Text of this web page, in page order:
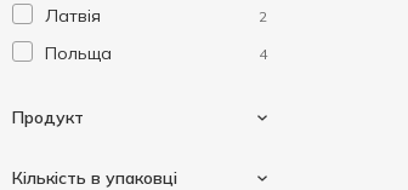
Клінік 4
Свіжанка 5
Латвія 2
Польща 4
Продукт
Кількість в упаковці